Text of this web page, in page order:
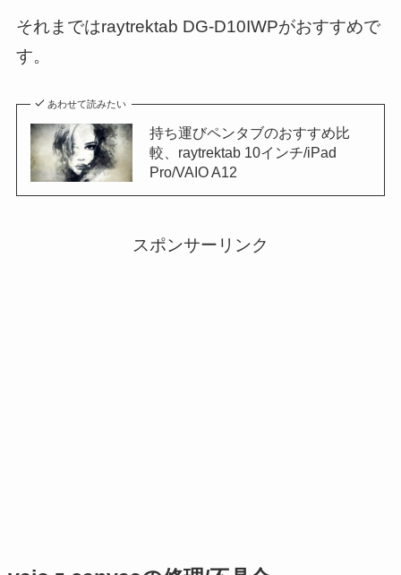
それまではraytrektab DG-D10IWPがおすすめで
す。
あわせて読みたい
持ち運びペンタブのおすすめ比
較、raytrektab 10インチ/iPad
Pro/VAIO A12
スポンサーリンク